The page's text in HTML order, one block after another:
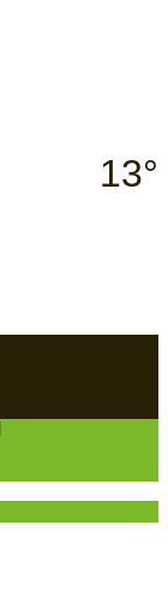
13°